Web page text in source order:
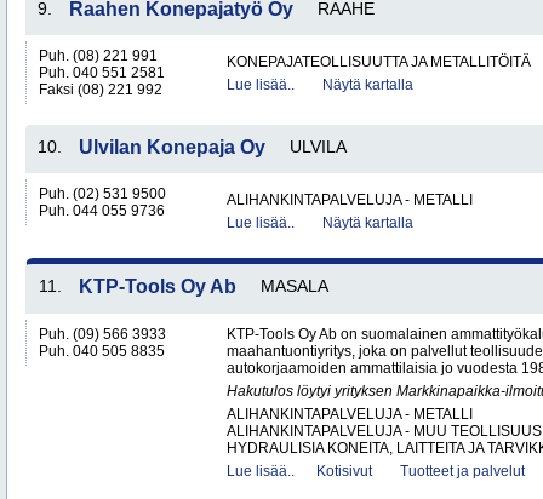
9. Raahen Konepajatyö Oy RAAHE
Puh. (08) 221 991
Puh. 040 551 2581
Faksi (08) 221 992
KONEPAJATEOLLISUUTTA JA METALLITÖITÄ
Lue lisää..
Näytä kartalla
10. Ulvilan Konepaja Oy ULVILA
Puh. (02) 531 9500
Puh. 044 055 9736
ALIHANKINTAPALVELUJA - METALLI
Lue lisää..
Näytä kartalla
11. KTP-Tools Oy Ab MASALA
Puh. (09) 566 3933
Puh. 040 505 8835
KTP-Tools Oy Ab on suomalainen
maahantuontiyritys, joka on palvellut
autokorjaamoiden ammattilaisia jo vuodesta
Hakutulos löytyi yrityksen Markkinapaikka-
ALIHANKINTAPALVELUJA - METALLI
ALIHANKINTAPALVELUJA - MUU TEOLLISUUS
HYDRAULISIA KONEITA, LAITTEITA JA
Lue lisää..
Kotisivut Tuotteet ja palvelut